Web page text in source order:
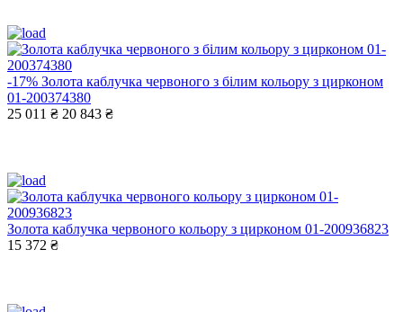
-17% Золота каблучка червоного з білим кольору з цирконом
01-200374380
25 011 ₴ 20 843 ₴
Золота каблучка червоного кольору з цирконом 01-200936823
15 372 ₴